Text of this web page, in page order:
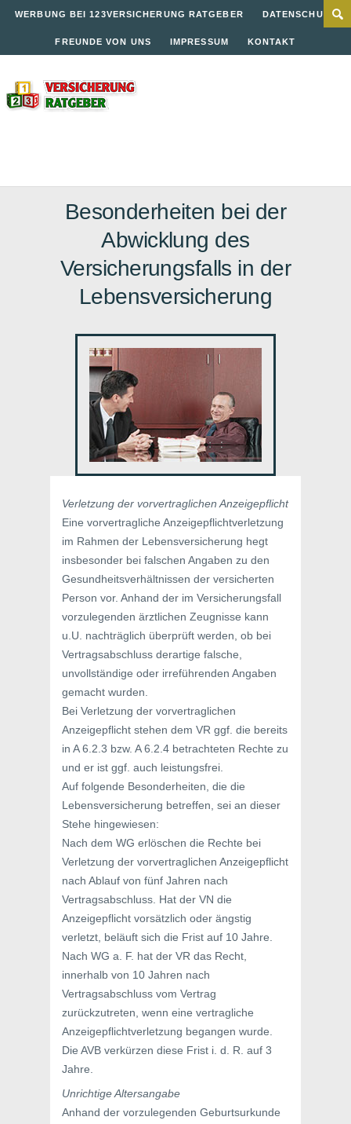
WERBUNG BEI 123VERSICHERUNG RATGEBER DATENSCHUTZ
FREUNDE VON UNS IMPRESSUM KONTAKT
Besonderheiten bei der
Abwicklung des
Versicherungsfalls in der
Lebensversicherung
Verletzung der vorvertraglichen Anzeigepflicht
Eine vorvertragliche Anzeigepflichtverletzung
im Rahmen der Lebensversicherung hegt
insbesonder bei falschen Angaben zu den
Gesundheitsverhältnissen der versicherten
Person vor. Anhand der im Versicherungsfall
vorzulegenden ärztlichen Zeugnisse kann
u.U. nachträglich überprüft werden, ob bei
Vertragsabschluss derartige falsche,
unvollständige oder irreführenden Angaben
gemacht wurden.
Bei Verletzung der vorvertraglichen
Anzeigepflicht stehen dem VR ggf. die bereits
in A 6.2.3 bzw. A 6.2.4 betrachteten Rechte zu
und er ist ggf. auch leistungsfrei.
Auf folgende Besonderheiten, die die
Lebensversicherung betreffen, sei an dieser
Stehe hingewiesen:
Nach dem WG erlöschen die Rechte bei
Verletzung der vorvertraglichen Anzeigepflicht
nach Ablauf von fünf Jahren nach
Vertragsabschluss. Hat der VN die
Anzeigepflicht vorsätzlich oder ängstig
verletzt, beläuft sich die Frist auf 10 Jahre.
Nach WG a. F. hat der VR das Recht,
innerhalb von 10 Jahren nach
Vertragsabschluss vom Vertrag
zurückzutreten, wenn eine vertragliche
Anzeigepflichtverletzung begangen wurde.
Die AVB verkürzen diese Frist i. d. R. auf 3
Jahre.
Unrichtige Altersangabe
Anhand der vorzulegenden Geburtsurkunde